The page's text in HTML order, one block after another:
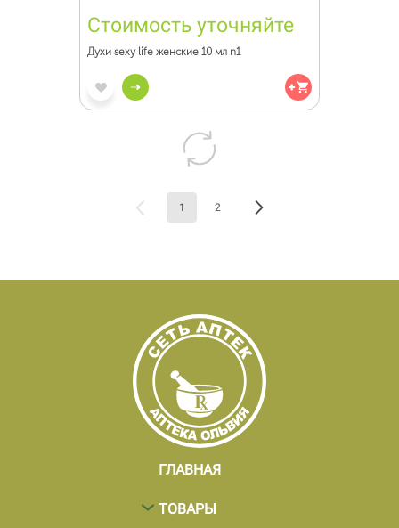
Стоимость уточняйте
Духи sexy life женские 10 мл n1
1 2
ГЛАВНАЯ
ТОВАРЫ